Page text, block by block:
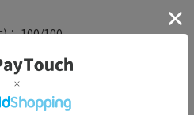
)： 100/100
310枚/液晶モニタ使用時 360枚
カード/SDXCカード